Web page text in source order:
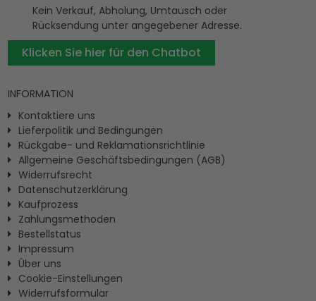
Kein Verkauf, Abholung, Umtausch oder
Rücksendung unter angegebener Adresse.
Klicken Sie hier für den Chatbot
INFORMATION
Kontaktiere uns
Lieferpolitik und Bedingungen
Rückgabe- und Reklamationsrichtlinie
Allgemeine Geschäftsbedingungen (AGB)
Widerrufsrecht
Datenschutzerklärung
Kaufprozess
Zahlungsmethoden
Bestellstatus
Impressum
Ûber uns
Cookie-Einstellungen
Widerrufsformular